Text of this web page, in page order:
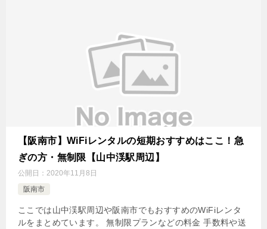
【阪南市】WiFiレンタルの短期おすすめはここ！急
ぎの方・無制限【山中渓駅周辺】
公開日： 2020年11月8日
阪南市
ここでは山中渓駅周辺や阪南市でもおすすめのWiFiレンタ
ルをまとめています。 無制限プランなどの料金 手数料や送